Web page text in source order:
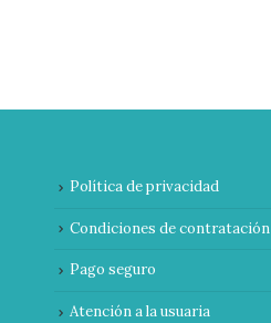
Política de privacidad
Condiciones de contratación
Pago seguro
Atención a la usuaria